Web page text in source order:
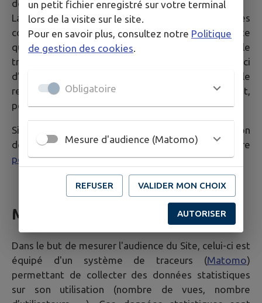
données communiquées via les formulaires du Site.
La Mairie a la possibilité de transférer les données
communiquées via le formulaire auprès de n’importe
quelle personne jugée compétente pour le
traitement de la demande dans un souci
d’optimisation de la qualité du service public dans le
respect des dispositions légales qui les concernent,
personne qui peut être externe à ces collectivités.
Si vous souhaitez plus d'informations sur la gestion
de vos données personnelles, consultez notre
politique de confidentialité.
Mesure d'audience
Dans le but de mesurer l'audience du Site, celui-ci est
équipé d'un système de traceurs (Matomo)
permettant de collecter des données statistiques
sur son utilisation (nombre de vues, nombre
un petit fichier enregistré sur votre terminal
lors de la visite sur le site.
Pour en savoir plus, consultez notre Politique
de gestion des cookies.
Obligatoire
Mesure d'audience (Matomo)
REFUSER VALIDER MON CHOIX
AUTORISER